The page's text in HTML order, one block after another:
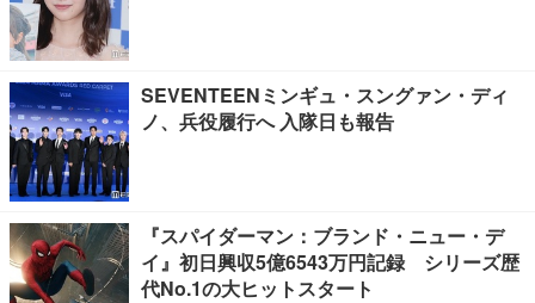
SEVENTEENミンギュ・スングァン・ディ
ノ、兵役履行へ 入隊日も報告
『スパイダーマン：ブランド・ニュー・デ
イ』初日興収5億6543万円記録 シリーズ歴
代No.1の大ヒットスタート